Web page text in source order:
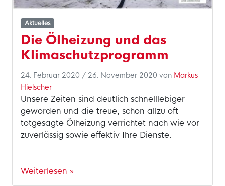
Aktuelles
Die Ölheizung und das
Klimaschutzprogramm
24. Februar 2020 / 26. November 2020 von Markus
Hielscher
Unsere Zeiten sind deutlich schnelllebiger
geworden und die treue, schon allzu oft
totgesagte Ölheizung verrichtet nach wie vor
zuverlässig sowie effektiv Ihre Dienste.
Weiterlesen »